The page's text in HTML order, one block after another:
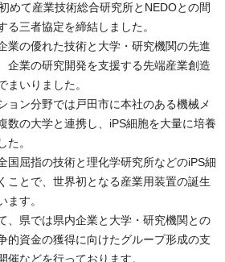
めて産業技術総合研究所とNEDOとの間
る三者協定を締結しました。
業の優れた技術と大学・研究機関の先進
企業の研究開発を支援する先端産業創造
まいりました。
ョン分野では戸田市に本社のある機械メ
数の大学と連携し、iPS細胞を大量に培養
た。
国屈指の技術と理化学研究所などのiPS細
ことで、世界初となる産業用装置の誕生
ます。
、県では県内企業と大学・研究機関との
的資金の獲得に向けたグループ形成の支
などを行っております。